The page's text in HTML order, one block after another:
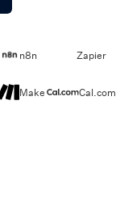
n8n Zapier
Make Cal.com